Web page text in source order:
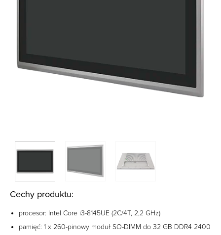
Cechy produktu:
procesor: Intel Core i3-8145UE (2C/4T, 2,2 GHz)
pamięć: 1 x 260-pinowy moduł SO-DIMM do 32 GB DDR4 2400